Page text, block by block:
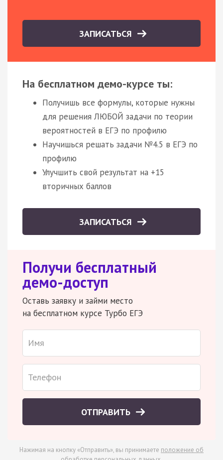
ЗАПИСАТЬСЯ
На бесплатном демо-курсе ты:
Получишь все формулы, которые нужны
для решения ЛЮБОЙ задачи по теории
вероятностей в ЕГЭ по профилю
Научишься решать задачи №4.5 в ЕГЭ по
профилю
Улучшить свой результат на +15
вторичных баллов
ЗАПИСАТЬСЯ
Получи бесплатный
демо-доступ
Оставь заявку и займи место
на бесплатном курсе Турбо ЕГЭ
ОТПРАВИТЬ
Нажимая на кнопку «Отправить», вы принимаете положение об